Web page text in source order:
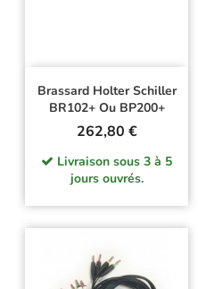
Brassard Holter Schiller
BR102+ Ou BP200+
Prix
262,80 €
Livraison sous 3 à 5
jours ouvrés.